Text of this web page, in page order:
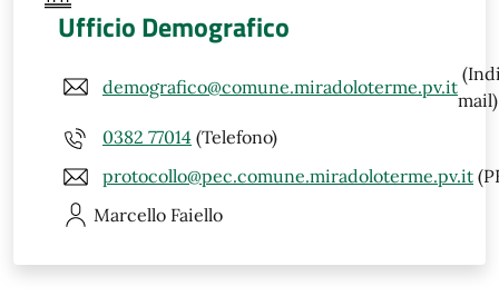
Ufficio Demografico
demografico@comune.miradoloterme.pv.it
mail)
0382 77014 (Telefono)
protocollo@pec.comune.miradoloterme.pv.it
Marcello Faiello